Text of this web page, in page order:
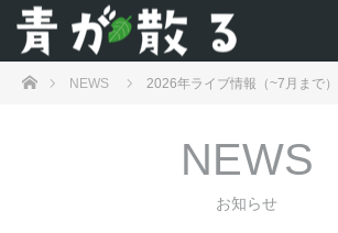
ホームNEWS 2026年ライブ情報（~7月まで）
NEWS
お知らせ